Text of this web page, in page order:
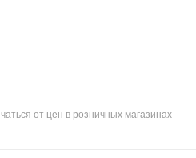
от цен в розничных магазинах